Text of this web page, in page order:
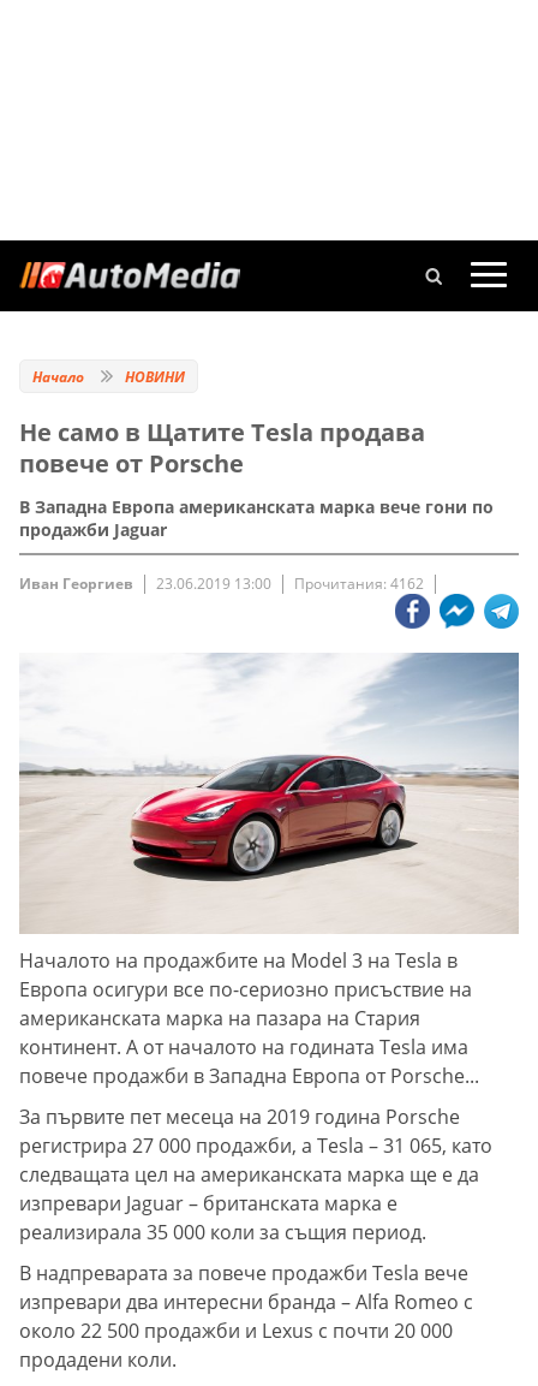
Начало НОВИНИ
Не само в Щатите Tesla продава
повече от Porsche
В Западна Европа американската марка вече гони по
продажби Jaguar
Иван Георгиев 23.06.2019 13:00 Прочитания: 4162
Началото на продажбите на Model 3 на Tesla в
Европа осигури все по-сериозно присъствие на
американската марка на пазара на Стария
континент. А от началото на годината Tesla има
повече продажби в Западна Европа от Porsche...
За първите пет месеца на 2019 година Porsche
регистрира 27 000 продажби, а Tesla – 31 065, като
следващата цел на американската марка ще е да
изпревари Jaguar – британската марка е
реализирала 35 000 коли за същия период.
В надпреварата за повече продажби Tesla вече
изпревари два интересни бранда – Alfa Romeo с
около 22 500 продажби и Lexus с почти 20 000
продадени коли.